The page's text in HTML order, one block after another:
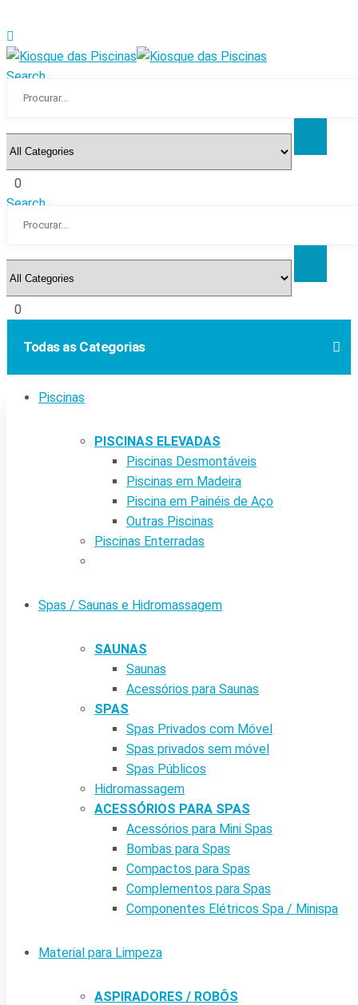
Search
0
Search
0
Todas as Categorias
Piscinas
PISCINAS ELEVADAS
Piscinas Desmontáveis
Piscinas em Madeira
Piscina em Painéis de Aço
Outras Piscinas
Piscinas Enterradas
Spas / Saunas e Hidromassagem
SAUNAS
Saunas
Acessórios para Saunas
SPAS
Spas Privados com Móvel
Spas privados sem móvel
Spas Públicos
Hidromassagem
ACESSÓRIOS PARA SPAS
Acessórios para Mini Spas
Bombas para Spas
Compactos para Spas
Complementos para Spas
Componentes Elétricos Spa / Minispa
Material para Limpeza
ASPIRADORES / ROBÔS